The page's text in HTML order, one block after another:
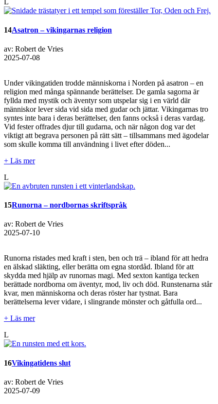
L
14Asatron – vikingarnas religion
av: Robert de Vries
2025-07-08
Under vikingatiden trodde människorna i Norden på asatron – en
religion med många spännande berättelser. De gamla sagorna är
fyllda med mystik och äventyr som utspelar sig i en värld där
människor lever sida vid sida med gudar och jättar. Vikingarnas tro
syntes inte bara i deras berättelser, den fanns också i deras vardag.
Vid fester offrades djur till gudarna, och när någon dog var det
viktigt att begrava personen på rätt sätt – tillsammans med ägodelar
som skulle komma till användning i livet efter döden...
+ Läs mer
L
15Runorna – nordbornas skriftspråk
av: Robert de Vries
2025-07-10
Runorna ristades med kraft i sten, ben och trä – ibland för att hedra
en älskad släkting, eller berätta om egna stordåd. Ibland för att
skydda med hjälp av runornas magi. Med sexton kantiga tecken
berättade nordborna om äventyr, mod, liv och död. Runstenarna står
kvar, men människorna och deras röster har tystnat. Bara
berättelserna lever vidare, i slingrande mönster och gåtfulla ord...
+ Läs mer
L
16Vikingatidens slut
av: Robert de Vries
2025-07-09